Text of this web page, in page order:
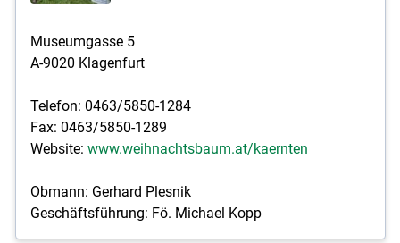
Museumgasse 5
A-9020 Klagenfurt
Telefon: 0463/5850-1284
Fax: 0463/5850-1289
Website: www.weihnachtsbaum.at/kaernten
Obmann: Gerhard Plesnik
Geschäftsführung: Fö. Michael Kopp